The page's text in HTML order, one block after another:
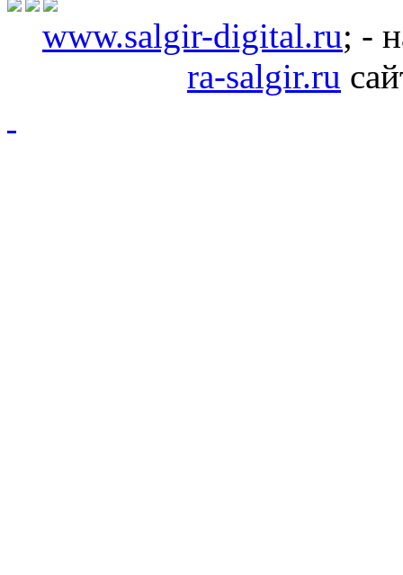
www.salgir-digital.ru; -
ra-salgir.ru